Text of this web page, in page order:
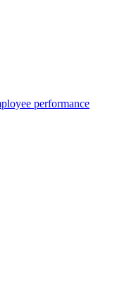
performance